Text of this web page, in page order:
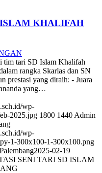
ISLAM KHALIFAH
tim tari SD Islam Khalifah
rangka Skarlas dan SN
prestasi yang diraih: - Juara
yang…
wp-
2025.jpg 1800 1440 Admin
wp-
1-300x100-1-300x100.png
2025-02-19
SENI TARI SD ISLAM